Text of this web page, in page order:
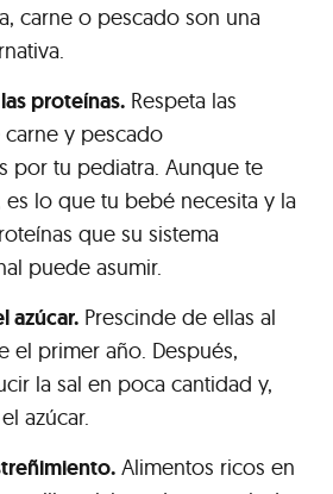
carne o pescado son una
proteínas. Respeta las
y pescado
por tu pediatra. Aunque te
es lo que tu bebé necesita y la
que su sistema
puede asumir.
azúcar. Prescinde de ellas al
el primer año. Después,
la sal en poca cantidad y,
azúcar.
Alimentos ricos en